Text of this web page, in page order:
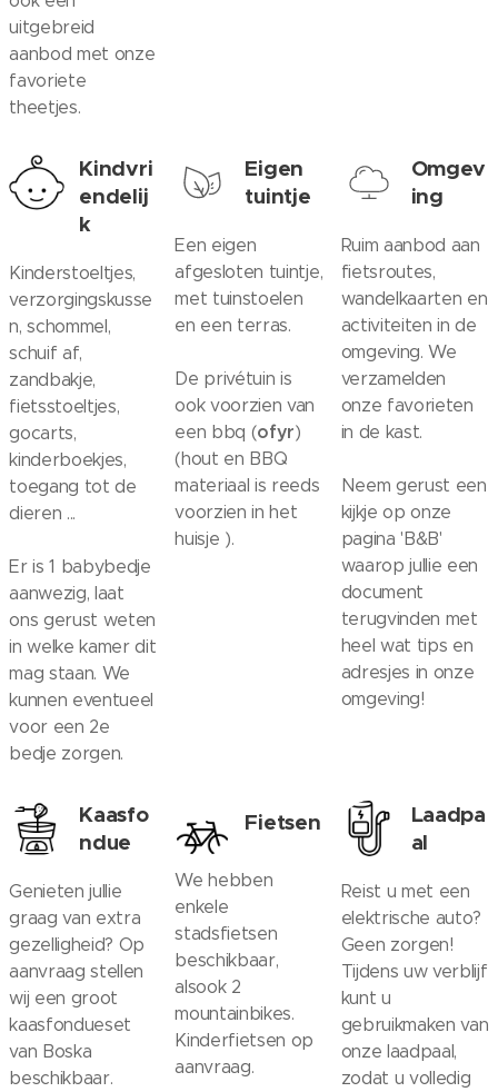
uitgebreid
aanbod met onze
favoriete
theetjes.
Kindvri
endelij
k
Kinderstoeltjes,
verzorgingskusse
n, schommel,
schuif af,
zandbakje,
fietsstoeltjes,
gocarts,
kinderboekjes,
toegang tot de
dieren ...
Er is 1 babybedje
aanwezig, laat
ons gerust weten
in welke kamer dit
mag staan. We
kunnen eventueel
voor een 2e
bedje zorgen.
Eigen
tuintje
Een eigen
afgesloten tuintje,
met tuinstoelen
en een terras.
De privétuin is
ook voorzien van
een bbq (ofyr)
(hout en BBQ
materiaal is reeds
voorzien in het
huisje ).
Omgev
ing
Ruim aanbod aan
fietsroutes,
wandelkaarten en
activiteiten in de
omgeving. We
verzamelden
onze favorieten
in de kast.
Neem gerust een
kijkje op onze
pagina 'B&B'
waarop jullie een
document
terugvinden met
heel wat tips en
adresjes in onze
omgeving!
Kaasfo
ndue
Genieten jullie
graag van extra
gezelligheid? Op
aanvraag stellen
wij een groot
kaasfondueset
van Boska
beschikbaar.
Fietsen
We hebben
enkele
stadsfietsen
beschikbaar,
alsook 2
mountainbikes.
Kinderfietsen op
aanvraag.
Laadpa
al
Reist u met een
elektrische auto?
Geen zorgen!
Tijdens uw verblijf
kunt u
gebruikmaken van
onze laadpaal,
zodat u volledig